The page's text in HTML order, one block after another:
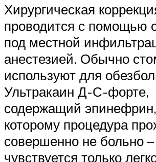
Хирургическая
проводится с помощью
под местной
анестезией. Обычно
используют для
Ультракаин Д-С-форте,
содержащий
которому процедура
совершенно не больно –
чувствуется только